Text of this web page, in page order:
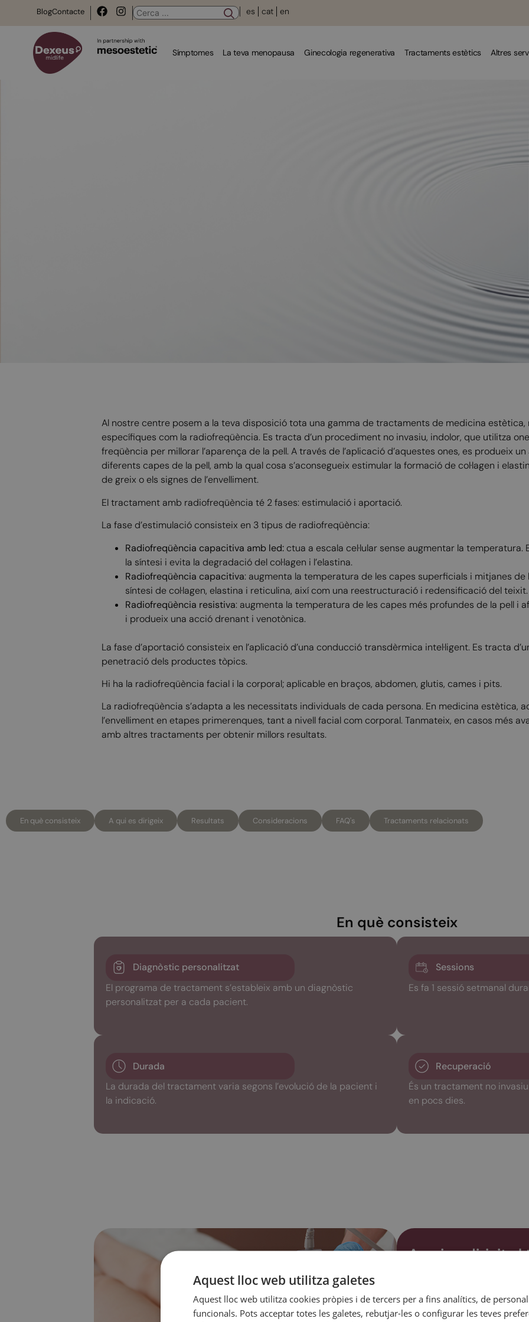
BlogContacte es cat en
Símptomes La teva menopausa Ginecologia regenerativa Tractaments estètics Altres
Al nostre centre posem a la teva disposició tota una gamma de tractaments de medicina
específiques com la radiofreqüència. Es tracta d’un procediment no invasiu, indolor, que utilitza
freqüència per millorar l’aparença de la pell. A través de l’aplicació d’aquestes ones, es produeix
diferents capes de la pell, amb la qual cosa s’aconsegueix estimular la formació de col·lagen i
de greix o els signes de l’envelliment.
El tractament amb radiofreqüència té 2 fases: estimulació i aportació.
La fase d’estimulació consisteix en 3 tipus de radiofreqüència:
Radiofreqüència capacitiva amb led: ctua a escala cel·lular sense augmentar la temperatura.
la síntesi i evita la degradació del col·lagen i l’elastina.
Radiofreqüència capacitiva: augmenta la temperatura de les capes superficials i mitjanes
síntesi de col·lagen, elastina i reticulina, així com una reestructuració i redensificació del teixit.
Radiofreqüència resistiva: augmenta la temperatura de les capes més profundes de la pell i
i produeix una acció drenant i venotònica.
La fase d’aportació consisteix en l’aplicació d’una conducció transdèrmica intel·ligent. Es tracta
penetració dels productes tòpics.
Hi ha la radiofreqüència facial i la corporal; aplicable en braços, abdomen, glutis, cames i pits.
La radiofreqüència s’adapta a les necessitats individuals de cada persona. En medicina estètica,
l’envelliment en etapes primerenques, tant a nivell facial com corporal. Tanmateix, en casos més
amb altres tractaments per obtenir millors resultats.
En què consisteix A qui es dirigeix Resultats Consideracions FAQ's Tractaments relacionats
En què consisteix
Diagnòstic personalitzat
El programa de tractament s’estableix amb un diagnòstic
personalitzat per a cada pacient.
Sessions
Es fa 1 sessió setmanal
Durada
La durada del tractament varia segons l’evolució de la pacient i
la indicació.
Recuperació
És un tractament no
en pocs dies.
A qui va dirigit
El tractament amb
Alguns dels beneficis
Aquest lloc web utilitza galetes
Aquest lloc web utilitza cookies pròpies i de tercers per a fins analítics, de
funcionals. Pots acceptar totes les galetes, rebutjar-les o configurar les teves